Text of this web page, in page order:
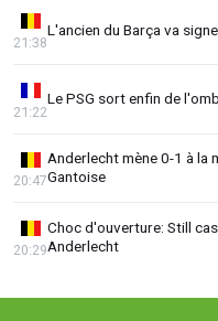
L'ancien du Barça va
21:38
Le PSG sort enfin de
21:22
Anderlecht mène 0-1 à la
Gantoise
20:47
Choc d'ouverture: Still
Anderlecht
20:29